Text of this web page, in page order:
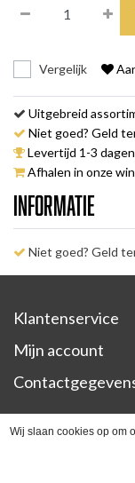
Vergelijk
Uitgebreid
Niet goed? Geld
Levertijd 1-3 dagen
Afhalen in onze
Informatie
Niet goed? Geld
Klantenservice
Mijn account
Wij slaan cookies op om